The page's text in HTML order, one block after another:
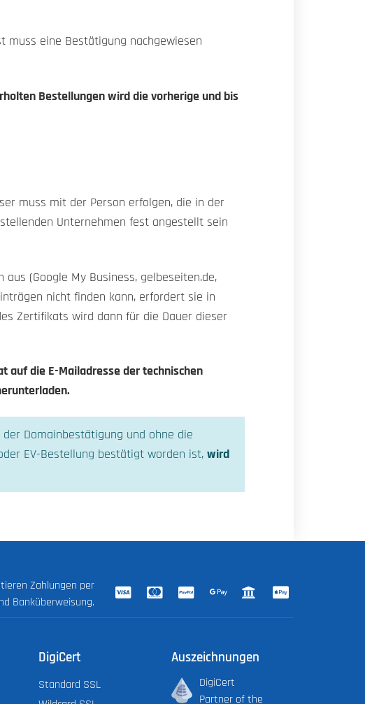
muss eine Bestätigung nachgewiesen
Bestellungen wird die vorherige und bis
muss mit der Person erfolgen, die in der
Unternehmen fest angestellt sein
(Google My Business, gelbeseiten.de,
nicht finden kann, erfordert sie in
Zertifikats wird dann für die Dauer dieser
auf die E-Mailadresse der technischen
Domainbestätigung und ohne die
EV-Bestellung bestätigt worden ist, wird
Zahlungen per
Banküberweisung.
DigiCert
Standard SSL
Auszeichnungen
DigiCert
Partner of the